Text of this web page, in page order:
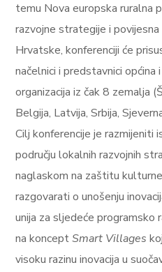
temu Nova europska ruralna
razvojne strategije i
Hrvatske, konferenciji će
načelnici i predstavnici
organizacija iz čak 8 zemalja
Belgija, Latvija, Srbija,
Cilj konferencije je razmijeniti
području lokalnih razvojnih
naglaskom na zaštitu
razgovarati o unošenju
unija za sljedeće
na konceptSmart Villages
visoku razinu inovacija u